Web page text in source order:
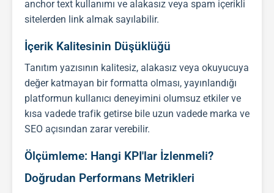
anchor text kullanımı ve alakasız veya spam içerikli
sitelerden link almak sayılabilir.
İçerik Kalitesinin Düşüklüğü
Tanıtım yazısının kalitesiz, alakasız veya okuyucuya
değer katmayan bir formatta olması, yayınlandığı
platformun kullanıcı deneyimini olumsuz etkiler ve
kısa vadede trafik getirse bile uzun vadede marka ve
SEO açısından zarar verebilir.
Ölçümleme: Hangi KPI'lar İzlenmeli?
Doğrudan Performans Metrikleri